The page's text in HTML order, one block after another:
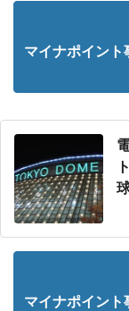
マイナポイン
マイナポイン